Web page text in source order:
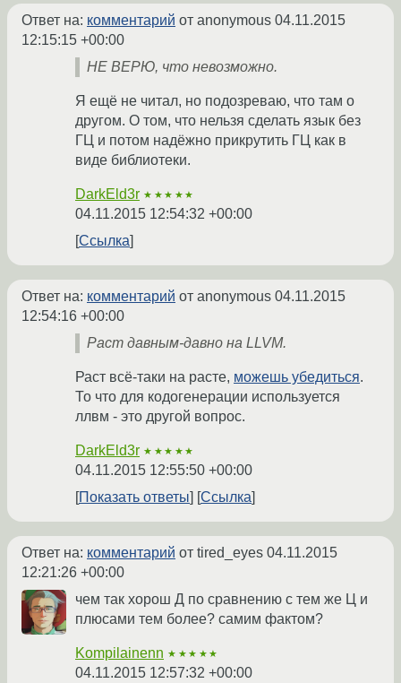
Ответ на: комментарий от anonymous 04.11.2015
12:15:15 +00:00
НЕ ВЕРЮ, что невозможно.
Я ещё не читал, но подозреваю, что там о
другом. О том, что нельзя сделать язык без
ГЦ и потом надёжно прикрутить ГЦ как в
виде библиотеки.
DarkEld3r ★★★★★
04.11.2015 12:54:32 +00:00
Ссылка
Ответ на: комментарий от anonymous 04.11.2015
12:54:16 +00:00
Раст давным-давно на LLVM.
Раст всё-таки на расте, можешь убедиться.
То что для кодогенерации используется
ллвм - это другой вопрос.
DarkEld3r ★★★★★
04.11.2015 12:55:50 +00:00
Показать ответы
Ссылка
Ответ на: комментарий от tired_eyes 04.11.2015
12:21:26 +00:00
чем так хорош Д по сравнению с тем же Ц и
плюсами тем более? самим фактом?
Kompilainenn ★★★★★
04.11.2015 12:57:32 +00:00